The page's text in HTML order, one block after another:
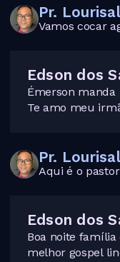
Pr.
Vamos cocar
Edson dos
Émerson
Te amo meu
Pr.
Aqui é o
Edson dos
Boa noite
melhor gospel